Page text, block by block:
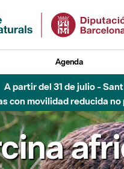
Agenda
A partir del 31 de julio -
con movilidad reducida